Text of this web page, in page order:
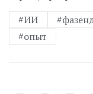
#ИИ
#опыт